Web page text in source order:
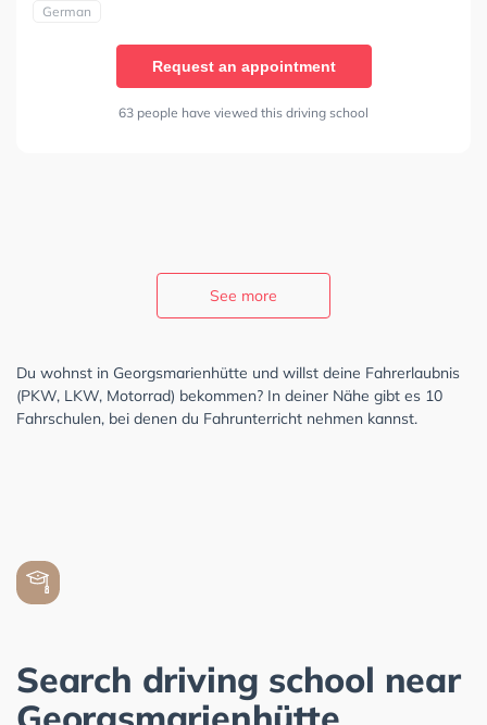
German
Request an appointment
63 people have viewed this driving school
See more
Du wohnst in Georgsmarienhütte und willst deine Fahrerlaubnis
(PKW, LKW, Motorrad) bekommen? In deiner Nähe gibt es 10
Fahrschulen, bei denen du Fahrunterricht nehmen kannst.
Search driving school near